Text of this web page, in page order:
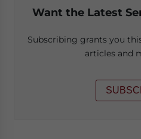
Want the Latest
Subscribing grants you
articles and